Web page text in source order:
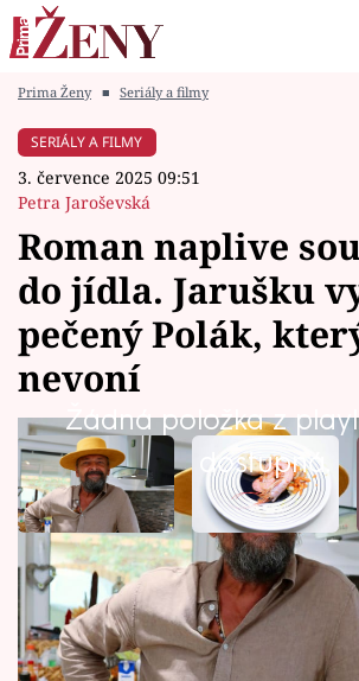
Módní alarm
Témata
Celebrity
Vztahy
Seriály
Horoskopy
Sledujte prima+
Filmový festival Karlovy Vary
Prima Ženy ■ Seriály a filmy
SERIÁLY A FILMY
3. července 2025 09:51
Petra Jaroševská
Roman naplive
do jídla. Jarušku
pečený Polák,
nevoní
Žádná položka z
dostupná.
Další repríza speciálu soutěže
kuchařů se odehraje u
Řeháka. Pohostí Janu